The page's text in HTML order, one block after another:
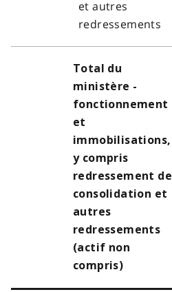
et autres
redressements
Total du
ministère -
fonctionnement
et
immobilisations,
y compris
redressement de
consolidation et
autres
redressements
(actif non
compris)